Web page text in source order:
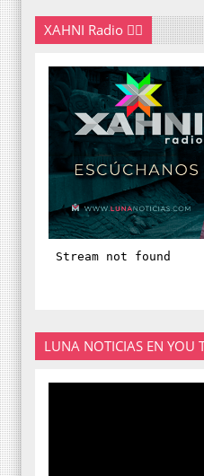
XAHNI Radio 👇🏽
LUNA NOTICIAS EN YOU